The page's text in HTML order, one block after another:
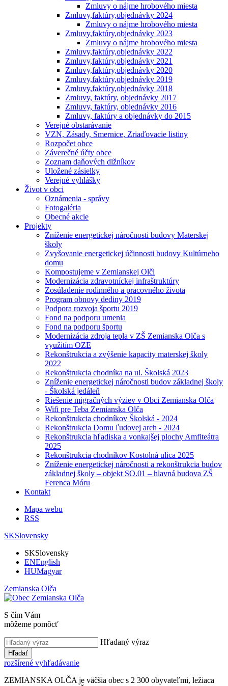
Zmluvy o nájme hrobového miesta
Zmluvy,faktúry,objednávky 2024
Zmluvy o nájme hrobového miesta
Zmluvy,faktúry,objednávky 2023
Zmluvy o nájme hrobového miesta
Zmluvy,faktúry,objednávky 2022
Zmluvy,faktúry,objednávky 2021
Zmluvy,faktúry,objednávky 2020
Zmluvy,faktúry,objednávky 2019
Zmluvy,faktúry,objednávky 2018
Zmluvy, faktúry, objednávky 2017
Zmluvy, faktúry, objednávky 2016
Zmluvy, faktúry a objednávky do 2015
Verejné obstarávanie
VZN, Zásady, Smernice, Zriaďovacie listiny
Rozpočet obce
Záverečné účty obce
Zoznam daňových dlžníkov
Uložené zásielky
Verejné vyhlášky
Život v obci
Oznámenia - správy
Fotogaléria
Obecné akcie
Projekty
Zníženie energetickej náročnosti budovy Materskej
školy
Zvyšovanie energetickej účinnosti budovy Kultúrneho
domu
Kompostujeme v Zemianskej Olči
Modernizácia zdravotníckej infraštruktúry
Zosúladenie rodinného a pracovného života
Program obnovy dediny 2019
Podpora rozvoja športu 2019
Fond na podporu umenia
Fond na podporu športu
Modernizácia zdroja tepla v ZŠ Zemianska Olča s
využitím OZE
Rekonštrukcia a zvýšenie kapacity materskej školy
2022
Rekonštrukcia chodníka na ul. Školská 2023
Zníženie energetickej náročnosti budov základnej školy
- Školská jedáleň
Riešenie migračných výziev v Obci Zemianska Olča
Wifi pre Teba Zemianska Olča
Rekonštrukcia chodníkov Školská - 2024
Rekonštrukcia Domu ľudovej arch - 2024
Rekonštrukcia hľadiska a vonkajšej plochy Amfiteátra
2025
Rekonštrukcia chodníkov Kostolná ulica 2025
Zníženie energetickej náročnosti a rekonštrukcia budov
základnej školy – objekt SO.01 – hlavná budova ZŠ
Ferenca Móru
Kontakt
Mapa webu
RSS
SKSlovensky
SKSlovensky
ENEnglish
HUMagyar
Zemianska Olča
S čím Vám
môžeme pomôcť
Hľadaný výraz
Hľadať
rozšírené vyhľadávanie
ZEMIANSKA OLČA je väčšia obec s 2 300 obyvateľmi, ležiaca